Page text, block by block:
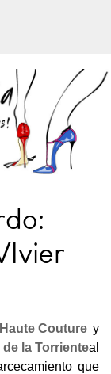
Couturey
de la Torrienteal
que